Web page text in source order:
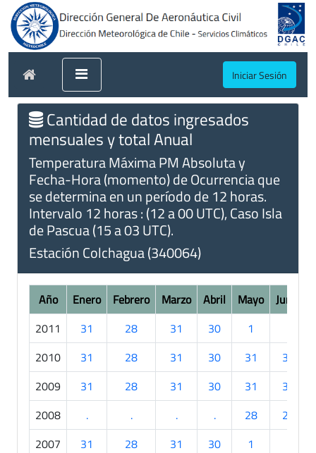
Iniciar Sesión
Cantidad de datos ingresados
mensuales y total Anual
Temperatura Máxima PM Absoluta y
Fecha-Hora (momento) de Ocurrencia que
se determina en un período de 12 horas.
Intervalo 12 horas : (12 a 00 UTC), Caso Isla
de Pascua (15 a 03 UTC).
Estación Colchagua (340064)
Año Enero Febrero Marzo Abril Mayo Junio
2011
31 28 31 30 1
2010
31 28 31 30 31
30
2009
31 28 31 30 31
30
2008
. . . . 28
28
2007
31 28 31 30 1